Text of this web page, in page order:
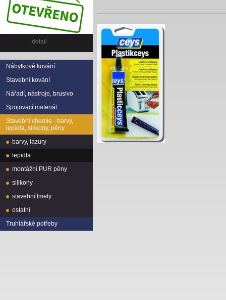
detail
Nábytkové kování
Stavební kování
Nářadí, nástroje, brusivo
Spojovací materiál
Stavební chemie - barvy,
lepidla, silikony, pěny
barvy, lazury
lepidla
montážní PUR pěny
silikony
stavební tmely
ostatní
Truhlářské potřeby